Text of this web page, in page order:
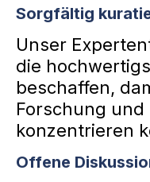
Sorgfältig
Unser
die
beschaffen,
Forschung und
konzentrieren
Offene